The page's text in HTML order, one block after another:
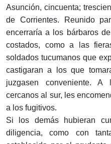
Asunción, cincuenta;
de Corrientes. Reunido
encerraría a los bárbaros
costados, como a las
soldados tucumanos que
castigaran a los que
juzgasen conveniente. A
cercanos al sur, les
a los fugitivos.
Si los demás hubieran
diligencia, como con